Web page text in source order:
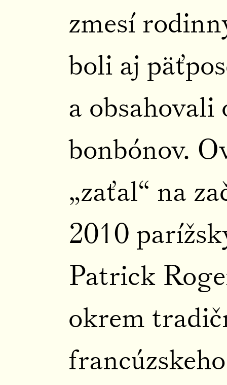
zmesí
boli aj
a obsahovali
bonbónov.
„zaťal“ na
2010
Patrick
okrem